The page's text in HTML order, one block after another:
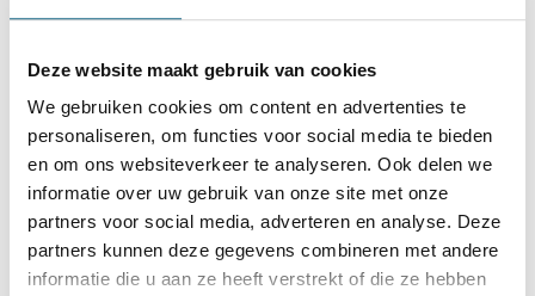
Deze website maakt gebruik van cookies
We gebruiken cookies om content en advertenties te
personaliseren, om functies voor social media te bieden
en om ons websiteverkeer te analyseren. Ook delen we
informatie over uw gebruik van onze site met onze
partners voor social media, adverteren en analyse. Deze
partners kunnen deze gegevens combineren met andere
informatie die u aan ze heeft verstrekt of die ze hebben
kennis met de schaaksport.
Samen met andere spelers van hetzelfde niveau, onder
begeleiding van ervaren schakers, leer je de basiskneepjes
van de verschillende spelvormen. Het is de ideale
laagdrempelige kennismaking met de schaaksport.
De trainers van de vereniging staan ook voor je klaar voor